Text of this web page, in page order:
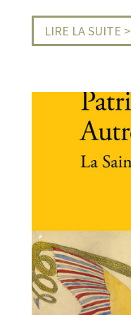
LIRE LA SUITE >